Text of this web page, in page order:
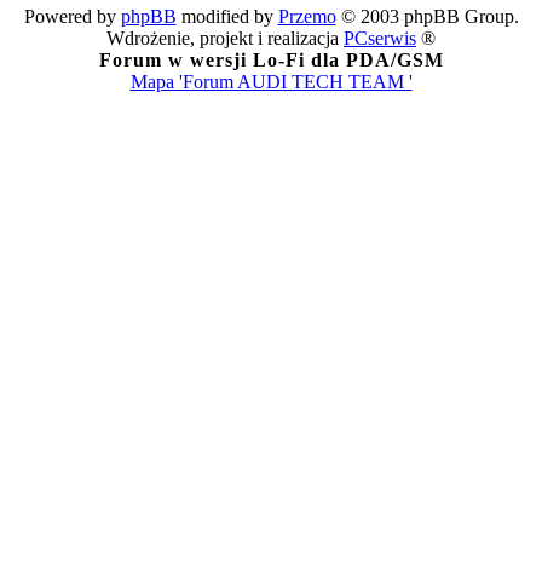
Powered by phpBB modified by Przemo© 2003 phpBB Group.
Wdrożenie, projekt i realizacja PCserwis ®
Forum w wersji Lo-Fi dla PDA/GSM
Mapa 'Forum AUDI TECH TEAM '